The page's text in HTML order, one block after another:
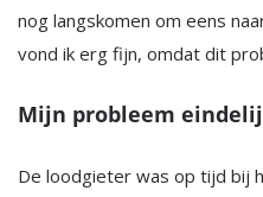
nog langskomen om eens
vond ik erg fijn, omdat dit
Mijn probleem
De loodgieter was op tijd bij